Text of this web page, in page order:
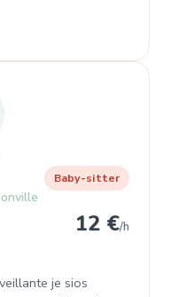
Allainville
Baby-sitter
12 €/h
je sios